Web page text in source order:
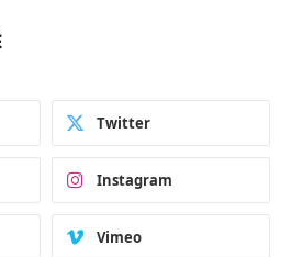
Twitter
Instagram
Vimeo